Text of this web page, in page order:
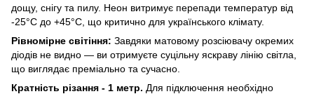
дощу, снігу та пилу. Неон витримує перепади температур від
-25°C до +45°C, що критично для українського клімату.
Рівномірне світіння: Завдяки матовому розсіювачу окремих
діодів не видно — ви отримуєте суцільну яскраву лінію світла,
що виглядає преміально та сучасно.
Кратність різання - 1 метр. Для підключення необхідно